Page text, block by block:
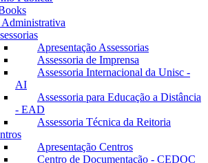
Administrativa
Apresentação Assessorias
Assessoria de Imprensa
Assessoria Internacional da Unisc -
AI
Assessoria para Educação a Distância
- EAD
Assessoria Técnica da Reitoria
Apresentação Centros
Centro de Documentação - CEDOC